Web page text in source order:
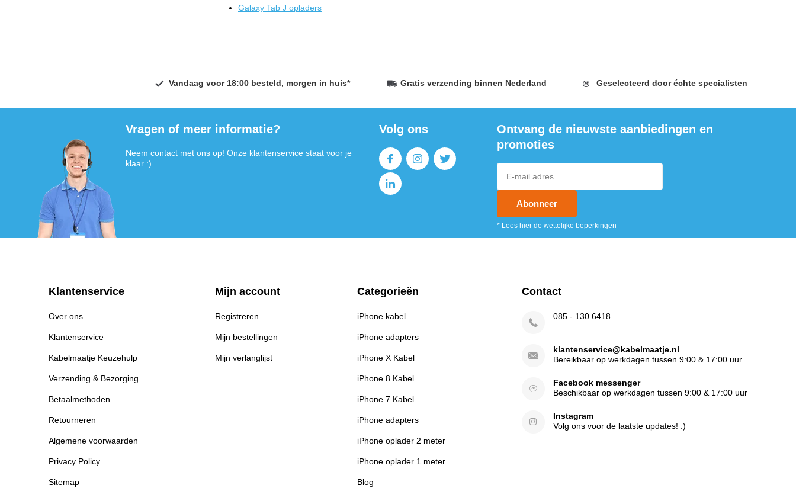
Galaxy Tab J opladers
Vandaag voor 18:00 besteld, morgen in huis* Gratis verzending binnen Nederland Geselecteerd dooréchte specialisten
Vragen of meer informatie?
Neem contact met ons op! Onze klantenservice staat voor je
klaar :)
Volg ons
Ontvang de nieuwste aanbiedingen en
promoties
Abonneer
* Lees hier de wettelijke beperkingen
Klantenservice
Over ons
Klantenservice
Kabelmaatje Keuzehulp
Verzending & Bezorging
Betaalmethoden
Retourneren
Algemene voorwaarden
Privacy Policy
Sitemap
Mijn account
Registreren
Mijn bestellingen
Mijn verlanglijst
Categorieën
iPhone kabel
iPhone adapters
iPhone X Kabel
iPhone 8 Kabel
iPhone 7 Kabel
iPhone adapters
iPhone oplader 2 meter
iPhone oplader 1 meter
Blog
Contact
085 - 130 6418
klantenservice@kabelmaatje.nl
Bereikbaar op werkdagen tussen 9:00 & 17:00 uur
Facebook messenger
Beschikbaar op werkdagen tussen 9:00 & 17:00 uur
Instagram
Volg ons voor de laatste updates! :)